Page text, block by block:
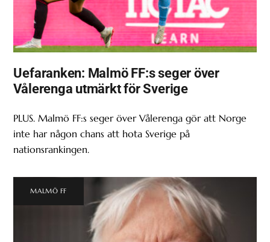
Uefaranken: Malmö FF:s seger över
Vålerenga utmärkt för Sverige
PLUS. Malmö FF:s seger över Vålerenga gör att Norge
inte har någon chans att hota Sverige på
nationsrankingen.
MALMÖ FF